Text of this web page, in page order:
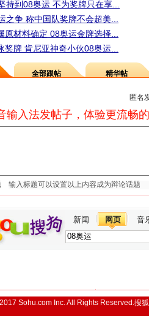
持到08奥运 不为奖牌只在享...
之争 称中国队奖牌不会超美...
原材料确定 08奥运金牌选择...
奖牌 肯尼亚神奇小伙08奥运...
全部跟帖 精华帖
匿名
输入法发帖子，体验更流畅
新闻 网页 音
Sohu.com Inc. All Rights Reserved.搜